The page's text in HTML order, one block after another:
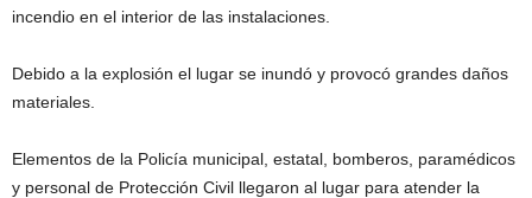
incendio en el interior de las instalaciones.
Debido a la explosión el lugar se inundó y provocó grandes daños
materiales.
Elementos de la Policía municipal, estatal, bomberos, paramédicos
y personal de Protección Civil llegaron al lugar para atender la